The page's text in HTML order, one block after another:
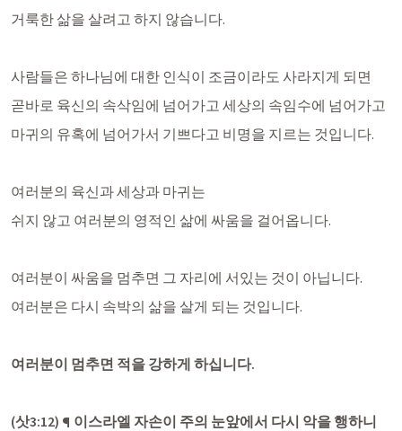
거룩한 삶을 살려고 하지 않습니다.
사람들은 하나님에 대한 인식이 조금이라도 사라지게 되면
곧바로 육신의 속삭임에 넘어가고 세상의 속임수에 넘어가고
마귀의 유혹에 넘어가서 기쁘다고 비명을 지르는 것입니다.
여러분의 육신과 세상과 마귀는
쉬지 않고 여러분의 영적인 삶에 싸움을 걸어옵니다.
여러분이 싸움을 멈추면 그 자리에 서있는 것이 아닙니다.
여러분은 다시 속박의 삶을 살게 되는 것입니다.
여러분이 멈추면 적을 강하게 하십니다.
(삿3:12) ¶ 이스라엘 자손이 주의 눈앞에서 다시 악을 행하니